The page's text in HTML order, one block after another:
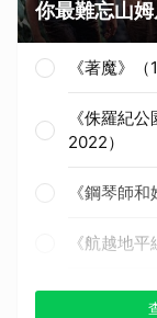
你最難忘山
《著魔》（
《侏羅紀
2022）
《鋼琴師
《航越地平
《獵殺紅色